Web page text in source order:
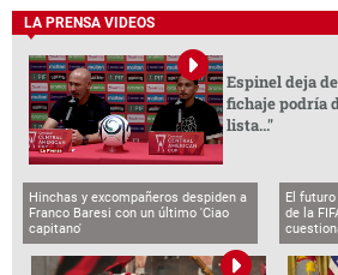
LA PRENSA VIDEOS
Espinel deja
fichaje podría
lista..."
Hinchas y excompañeros despiden a
Franco Baresi con un último 'Ciao
capitano'
El
de la